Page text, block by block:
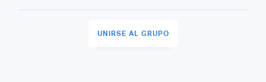
UNIRSE AL GRUPO